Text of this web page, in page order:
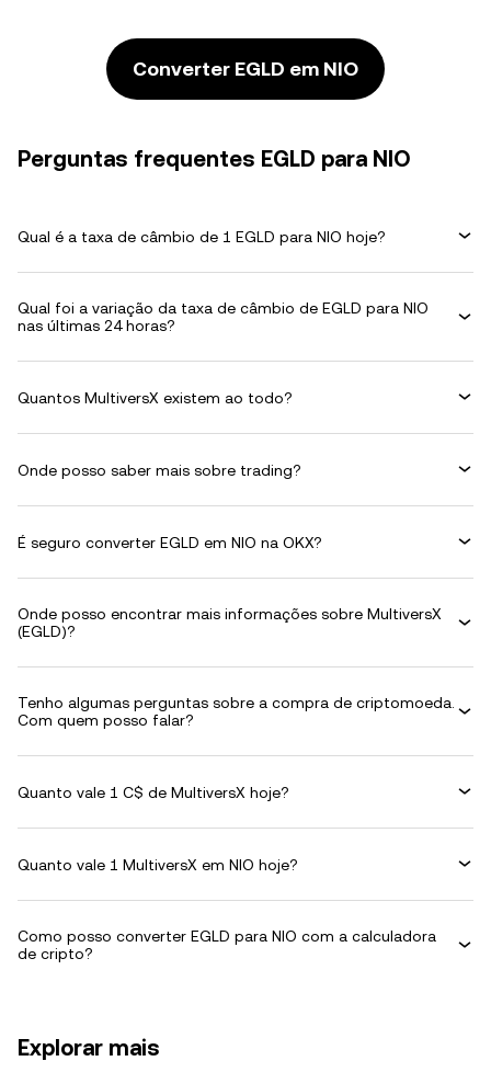
Converter EGLD em NIO
Perguntas frequentes EGLD para NIO
Qual é a taxa de câmbio de 1 EGLD para NIO hoje?
Qual foi a variação da taxa de câmbio de EGLD para NIO
nas últimas 24 horas?
Quantos MultiversX existem ao todo?
Onde posso saber mais sobre trading?
É seguro converter EGLD em NIO na OKX?
Onde posso encontrar mais informações sobre MultiversX
(EGLD)?
Tenho algumas perguntas sobre a compra de criptomoeda.
Com quem posso falar?
Quanto vale 1 C$ de MultiversX hoje?
Quanto vale 1 MultiversX em NIO hoje?
Como posso converter EGLD para NIO com a calculadora
de cripto?
Explorar mais